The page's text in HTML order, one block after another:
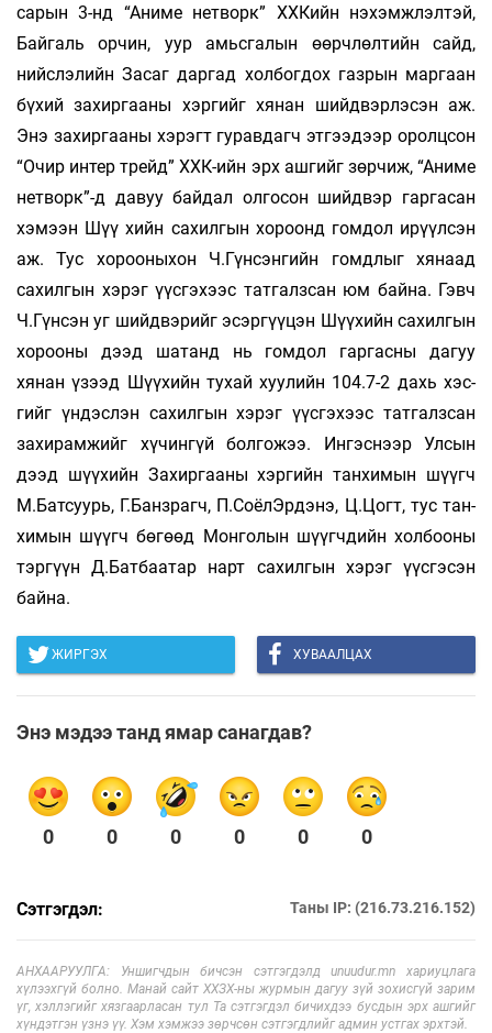
сарын 3-нд “Аниме нетворк” ХХКийн нэхэмжлэлтэй,
Байгаль орчин, уур амьсгалын өөрчлөлтийн сайд,
нийслэлийн Засаг даргад холбогдох газрын маргаан
бүхий захир­гааны хэргийг хянан шийдвэрлэсэн аж.
Энэ захиргааны хэрэгт гуравдагч этгээдээр оролц­сон
“Очир интер трейд” ХХК-ийн эрх аш­гийг зөрчиж, “Аниме
нетворк”-д давуу байдал олгосон шийдвэр гаргасан
хэмээн Шүү­ хийн сахилгын хороонд гомдол ирүүлсэн
аж. Тус хорооныхон Ч.Гүнсэнгийн гомдлыг хянаад
сахилгын хэрэг үүсгэхээс татгалзсан юм байна. Гэвч
Ч.Гүнсэн уг шийдвэрийг эсэргүү­цэн Шүү­хийн сахилгын
хорооны дээд шатанд нь гомдол гаргасны дагуу
хянан үзээд Шүүхийн тухай хуулийн 104.7-2 дахь хэс­
гийг үндэслэн сахилгын хэрэг үүсгэхээс татгалзсан
захирамжийг хүчингүй болгожээ. Ингэснээр Улсын
дээд шүүхийн Захиргааны хэргийн танхимын шүүгч
М.Батсуурь, Г.Банз­рагч, П.СоёлЭрдэнэ, Ц.Цогт, тус тан­
химын шүүгч бөгөөд Монголын шүүгчдийн хол­боо­ны
тэр­гүүн Д.Бат­баатар нарт сахилгын хэрэг үүс­гэсэн
байна.
ЖИРГЭХ ХУВААЛЦАХ
Энэ мэдээ танд ямар санагдав?
0 0 0 0 0 0
Сэтгэгдэл: Таны IP: (216.73.216.152)
АНХААРУУЛГА: Уншигчдын бичсэн сэтгэгдэлд unuudur.mn хариуцлага
хүлээхгүй болно. Манай сайт ХХЗХ-ны журмын дагуу зүй зохисгүй зарим
үг, хэллэгийг хязгаарласан тул Та сэтгэгдэл бичихдээ бусдын эрх ашгийг
хүндэтгэн үзнэ үү. Хэм хэмжээ зөрчсөн сэтгэгдлийг админ устгах эрхтэй.